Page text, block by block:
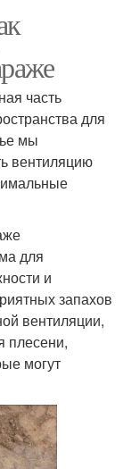
часть
для
мы
вентиляцию
для
и
запахов
вентиляции,
плесени,
могут